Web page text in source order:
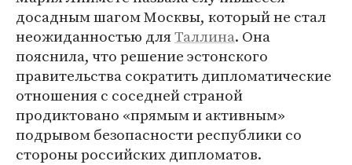
досадным шагом Москвы, который не стал
неожиданностью дляТаллина. Она
пояснила, что решение эстонского
правительства сократить дипломатические
отношения с соседней страной
продиктовано «прямым и активным»
подрывом безопасности республики со
стороны российских дипломатов.